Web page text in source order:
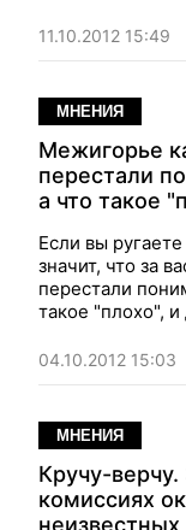
11.10.2012 15:49
МНЕНИЯ
Межигорье
перестали
а что такое
Если вы
значит, что за
перестали
такое "плохо",
04.10.2012 15:03
МНЕНИЯ
Кручу-
комиссиях
неизвестных